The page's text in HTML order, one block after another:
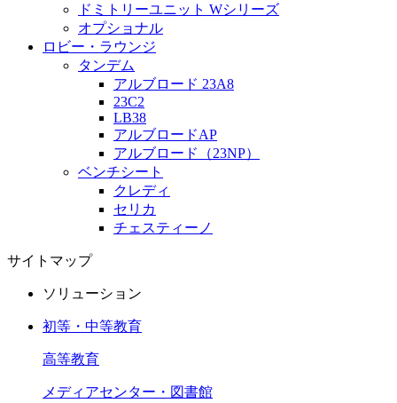
ドミトリーユニット Wシリーズ
オプショナル
ロビー・ラウンジ
タンデム
アルブロード 23A8
23C2
LB38
アルブロードAP
アルブロード（23NP）
ベンチシート
クレディ
セリカ
チェスティーノ
サイトマップ
ソリューション
初等・中等教育
高等教育
メディアセンター・図書館